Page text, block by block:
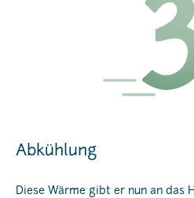
Abkühlung
Diese Wärme gibt er nun an das